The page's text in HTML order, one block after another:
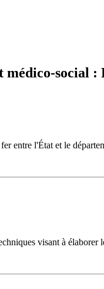
médico-social
entre l'État et le
visant à